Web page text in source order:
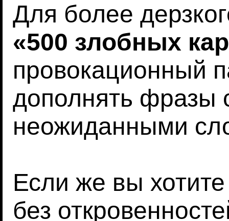
Для более
«500 злобных
провокационный
дополнять фразы
неожиданными
Если же вы
без